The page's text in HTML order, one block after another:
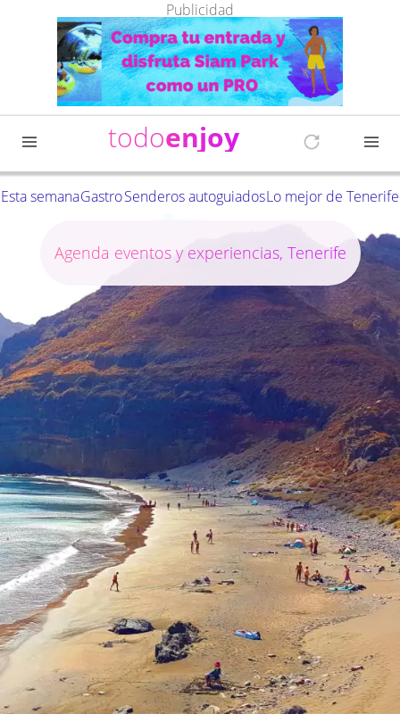
Publicidad
todoenjoy
Esta semanaGastroSenderos autoguiadosLo mejor de Tenerife
Agenda eventos y experiencias, Tenerife